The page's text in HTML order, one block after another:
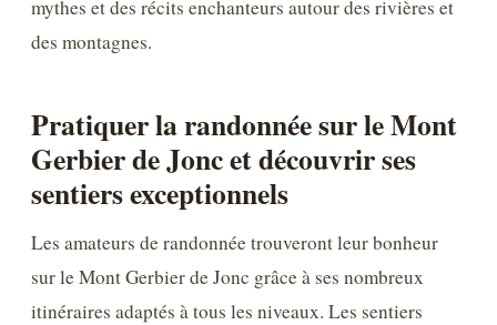
mythes et des récits enchanteurs autour des rivières et
des montagnes.
Pratiquer la randonnée sur le Mont
Gerbier de Jonc et découvrir ses
sentiers exceptionnels
Les amateurs de randonnée trouveront leur bonheur
sur le Mont Gerbier de Jonc grâce à ses nombreux
itinéraires adaptés à tous les niveaux. Les sentiers